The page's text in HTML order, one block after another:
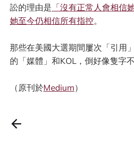
訟的理由是 「沒有正常人會相信
她至今仍相信所有指控。
那些在美國大選期間屢次「引用
的「媒體」和KOL，倒好像隻字不
（原刊於Medium）